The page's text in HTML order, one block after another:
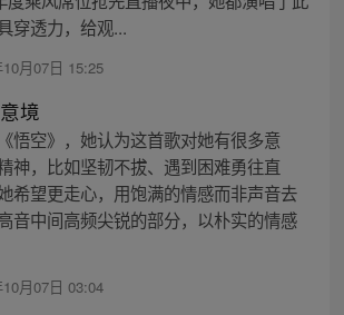
穿透力，给观...
月07日 15:25
境
悟空》，她认为这首歌对她有很多意
神，比如坚韧不拔、遇到困难勇往直
希望更走心，用饱满的情感而非声音去
音中间高频尖锐的部分，以朴实的情感
月07日 03:04